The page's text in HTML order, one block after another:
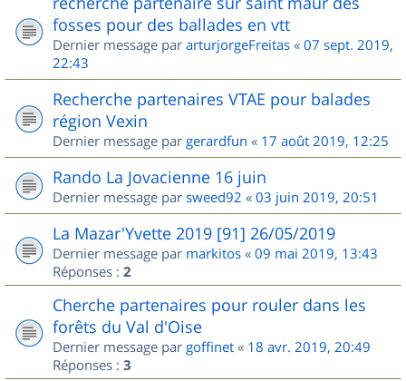
fosses pour des ballades en vtt
Dernier message par arturjorgeFreitas « 07 sept. 2019,
22:43
Recherche partenaires VTAE pour balades
région Vexin
Dernier message par gerardfun « 17 août 2019, 12:25
Rando La Jovacienne 16 juin
Dernier message par sweed92 « 03 juin 2019, 20:51
La Mazar'Yvette 2019 [91] 26/05/2019
Dernier message par markitos « 09 mai 2019, 13:43
Réponses : 2
Cherche partenaires pour rouler dans les
forêts du Val d'Oise
Dernier message par goffinet « 18 avr. 2019, 20:49
Réponses : 3